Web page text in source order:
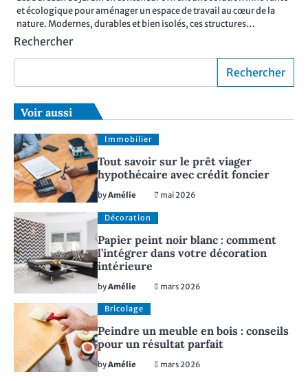
et écologique pour aménager un espace de travail au cœur de la
nature. Modernes, durables et bien isolés, ces structures…
Rechercher
Rechercher
Voir aussi
Immobilier
Tout savoir sur le prêt viager
hypothécaire avec crédit foncier
byAmélie 7 mai 2026
Décoration
Papier peint noir blanc : comment
l’intégrer dans votre décoration
intérieure
byAmélie 5 mars 2026
Bricolage
Peindre un meuble en bois : conseils
pour un résultat parfait
byAmélie 5 mars 2026